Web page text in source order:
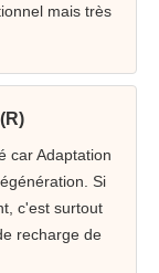
mais très
car Adaptation
Si
c'est surtout
recharge de